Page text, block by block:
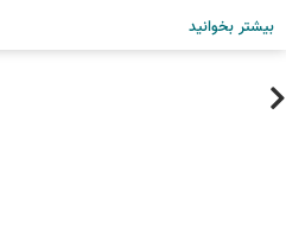
بیشتر بخوانید